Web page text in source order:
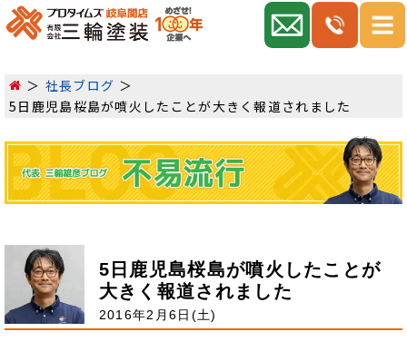
社長ブログ
5日鹿児島桜島が噴火したことが大きく報道されました
5日鹿児島桜島が噴火したことが
大きく報道されました
2016年2月6日(土)